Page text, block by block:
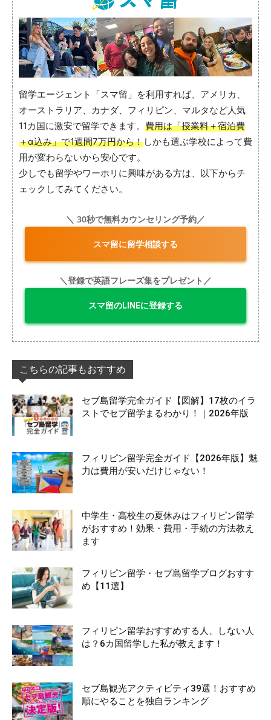
留学エージェント「スマ留」を利用すれば、アメリカ、
オーストラリア、カナダ、フィリピン、マルタなど人気
11カ国に激安で留学できます。 費用は「授業料＋宿泊費
＋α込み」で1週間7万円から！しかも選ぶ学校によって費
用が変わらないから安心です。
少しでも留学やワーホリに興味がある方は、以下からチ
ェックしてみてください。
＼ 30秒で無料カウンセリング予約／
スマ留に留学相談する
＼登録で英語フレーズ集をプレゼント／
スマ留のLINEに登録する
こちらの記事もおすすめ
セブ島留学完全ガイド【図解】17枚のイラ
ストでセブ留学まるわかり！｜2026年版
フィリピン留学完全ガイド【2026年版】魅
力は費用が安いだけじゃない！
中学生・高校生の夏休みはフィリピン留学
がおすすめ！効果・費用・手続の方法教え
ます
フィリピン留学・セブ島留学ブログおすす
め【11選】
フィリピン留学おすすめする人、しない人
は？6カ国留学した私が教えます！
セブ島観光アクティビティ39選！おすすめ
順にやることを独自ランキング